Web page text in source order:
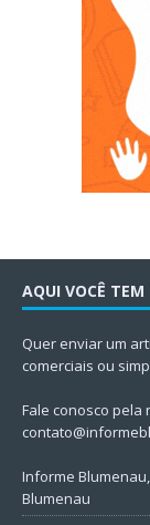
AQUI VOCÊ TEM
Quer enviar um
comerciais ou
Fale conosco pela
Informe
Blumenau